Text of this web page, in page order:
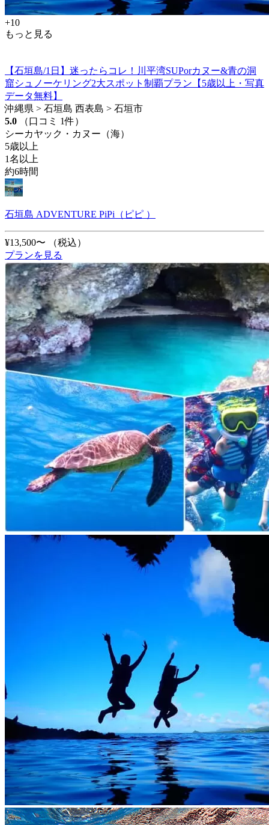
+10
もっと見る
【石垣島/1日】迷ったらコレ！川平湾SUPorカヌー&青の洞
窟シュノーケリング2大スポット制覇プラン【5歳以上・写真
データ無料】
沖縄県 > 石垣島 西表島 > 石垣市
5.0
（口コミ 1件）
シーカヤック・カヌー（海）
5歳以上
1名以上
約6時間
石垣島 ADVENTURE PiPi（ピピ ）
¥13,500〜
（税込）
プランを見る